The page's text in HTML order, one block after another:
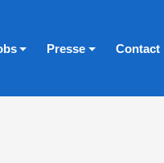
Presse Contact